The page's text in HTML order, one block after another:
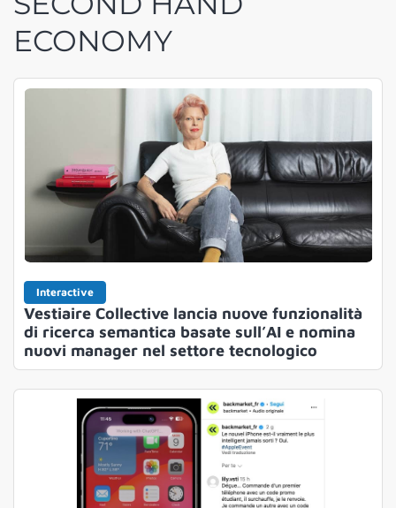
ECONOMY
Interactive
Vestiaire Collective lancia nuove funzionalità
di ricerca semantica basate sull’AI e nomina
nuovi manager nel settore tecnologico